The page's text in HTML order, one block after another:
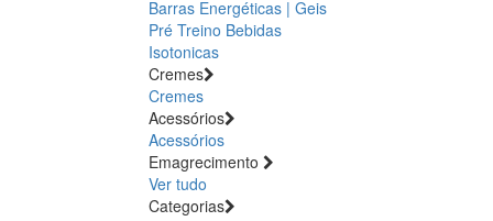
Barras Energéticas | Geis
Pré Treino Bebidas
Isotonicas
Cremes
Cremes
Acessórios
Acessórios
Emagrecimento
Ver tudo
Categorias